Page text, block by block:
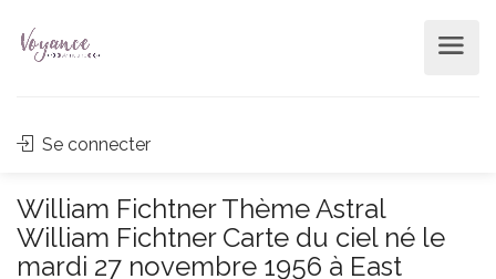
Se connecter
William Fichtner Thème Astral
William Fichtner Carte du ciel né le
mardi 27 novembre 1956 à East